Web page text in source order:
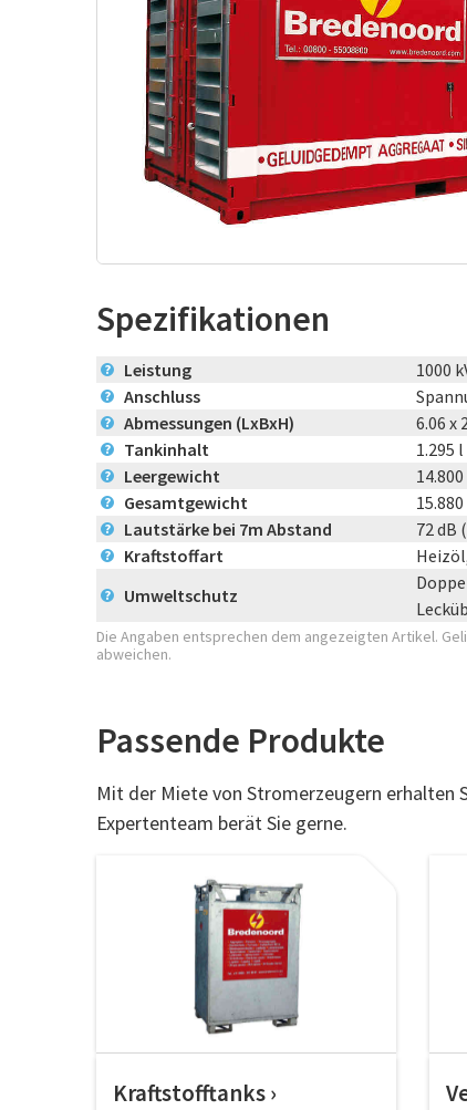
Spezifikationen
? Leistung 1000
? Anschluss
? Abmessungen (LxBxH) 6.06 x
? Tankinhalt 1.295 l
? Leergewicht
? Gesamtgewicht
? Lautstärke bei 7m Abstand 72 dB
? Kraftstoffart
? Umweltschutz
Die Angaben entsprechen dem angezeigten Artikel.
abweichen.
Passende Produkte
Mit der Miete von Stromerzeugern erhalten
Expertenteam berät Sie gerne.
Kraftstofftanks